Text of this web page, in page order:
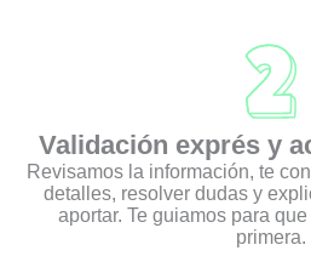
Validación exprés y
Revisamos la información, te
detalles, resolver dudas y
aportar. Te guiamos para
primera.